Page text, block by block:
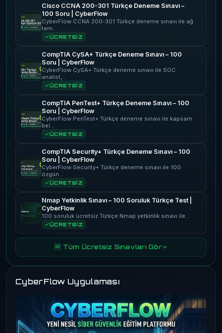
Cisco CCNA 200-301 Türkçe Deneme Sınavı –
100 Soru | CyberFlow
CyberFlow CCNA 200-301 Türkçe deneme sınavı ile ağ
tem…
ÜCRETSİZ
CompTIA CySA+ Türkçe Deneme Sınavı – 100
Soru | CyberFlow
CyberFlow CySA+ Türkçe deneme sınavı ile SOC
analist,…
ÜCRETSİZ
CompTIA PenTest+ Türkçe Deneme Sınavı – 100
Soru | CyberFlow
CyberFlow PenTest+ Türkçe deneme sınavı ile kapsam
bel…
ÜCRETSİZ
CompTIA Security+ Türkçe Deneme Sınavı – 100
Soru | CyberFlow
CyberFlow Security+ Türkçe deneme sınavı ile 100
özgün…
ÜCRETSİZ
Nmap Yetkinlik Sınavı – 100 Soruluk Türkçe Test |
CyberFlow
100 soruluk ücretsiz Türkçe Nmap yetkinlik sınavı ile…
ÜCRETSİZ
🆓 Tüm Ücretsiz Sınavları Gör
CyberFlow Uygulaması